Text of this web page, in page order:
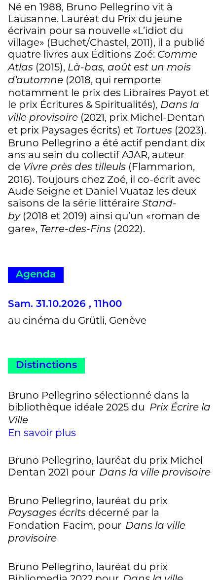
Né en 1988, Bruno Pellegrino vit à
Lausanne. Lauréat du Prix du jeune
écrivain pour sa nouvelle «L’idiot du
village» (Buchet/Chastel, 2011), il a publié
quatre livres aux Éditions Zoé: Comme
Atlas (2015), Là-bas, août est un mois
d’automne (2018, qui remporte
notamment le prix des Libraires Payot et
le prix Écritures & Spiritualités), Dans la
ville provisoire (2021, prix Michel-Dentan
et prix Paysages écrits) et Tortues (2023).
Bruno Pellegrino a été actif pendant dix
ans au sein du collectif AJAR, auteur
de Vivre près des tilleuls (Flammarion,
2016). Toujours chez Zoé, il co-écrit avec
Aude Seigne et Daniel Vuataz les deux
saisons de la série littéraire Stand-
by(2018 et 2019) ainsi qu’un «roman de
gare», Terre-des-Fins (2022).
Agenda
Sam. 31.10.2026 , 11h00
au cinéma du Grütli, Genève
Distinctions
Bruno Pellegrino sélectionné dans la
bibliothèque idéale 2025 du Prix Écrire la
Ville
En savoir plus
Bruno Pellegrino, lauréat du prix Michel
Dentan 2021 pour Dans la ville provisoire
Bruno Pellegrino, lauréat du prix
Paysages écrits décerné par la
Fondation Facim, pour Dans la ville
provisoire
Bruno Pellegrino, lauréat du prix